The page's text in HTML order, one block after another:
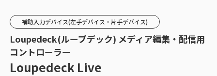
補助入力デバイス(左手デバイス・片手デバイス)
Loupedeck(ループデック) メディア編集・配信用
コントローラー
Loupedeck Live